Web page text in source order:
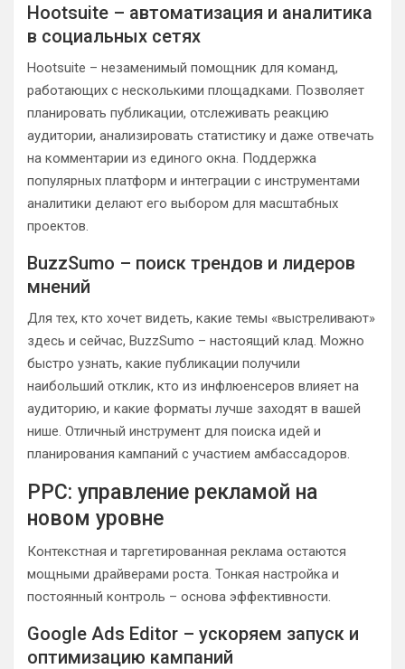
Hootsuite – автоматизация и аналитика
в социальных сетях
Hootsuite – незаменимый помощник для команд,
работающих с несколькими площадками. Позволяет
планировать публикации, отслеживать реакцию
аудитории, анализировать статистику и даже отвечать
на комментарии из единого окна. Поддержка
популярных платформ и интеграции с инструментами
аналитики делают его выбором для масштабных
проектов.
BuzzSumo – поиск трендов и лидеров
мнений
Для тех, кто хочет видеть, какие темы «выстреливают»
здесь и сейчас, BuzzSumo – настоящий клад. Можно
быстро узнать, какие публикации получили
наибольший отклик, кто из инфлюенсеров влияет на
аудиторию, и какие форматы лучше заходят в вашей
нише. Отличный инструмент для поиска идей и
планирования кампаний с участием амбассадоров.
PPC: управление рекламой на
новом уровне
Контекстная и таргетированная реклама остаются
мощными драйверами роста. Тонкая настройка и
постоянный контроль – основа эффективности.
Google Ads Editor – ускоряем запуск и
оптимизацию кампаний